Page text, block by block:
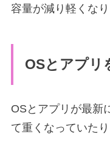
容量が減り軽くなり
OSとアプリ
OSとアプリが最新
て重くなっていたり